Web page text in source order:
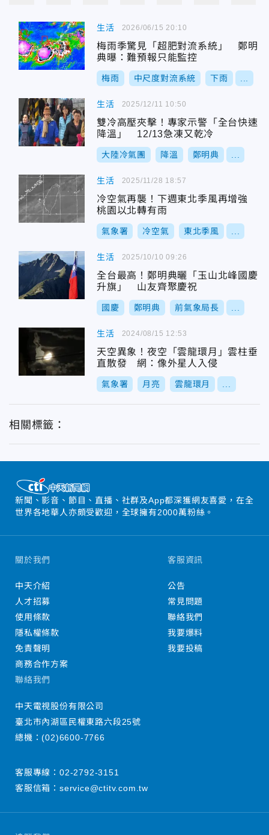
生活
梅雨季驚見「超肥對流系統」 鄭明
典曝：難預報只能監控
梅雨 中尺度對流系統 下雨
2026/06/15 20:10
生活
雙冷高壓夾擊！專家示警「全台快速
降溫」 12/13急凍又乾冷
大陸冷氣團 降溫 鄭明典
2025/12/11 10:50
生活
冷空氣再襲！下週東北季風再增強
桃園以北轉有雨
氣象署 冷空氣 東北季風
2025/11/28 18:57
生活
全台最高！鄭明典曬「玉山北峰國慶
升旗」 山友齊聚慶祝
國慶 鄭明典 前氣象局長
2025/10/10 09:26
生活
天空異象！夜空「雲龍環月」雲柱垂
直散發 網：像外星人入侵
氣象署 月亮 雲龍環月
2024/08/15 12:53
相關標籤：
新聞、影音、節目、直播、社群及App都深獲網友喜愛，在全
世界各地華人亦頗受歡迎，全球擁有2000萬粉絲。
關於我們
中天介紹
人才招募
使用條款
隱私權條款
免責聲明
商務合作方案
客服資訊
公告
常見問題
聯絡我們
我要爆料
我要投稿
聯絡我們
中天電視股份有限公司
臺北市內湖區民權東路六段25號
總機：(02)6600-7766
客服專線： 02-2792-3151
客服信箱： service@ctitv.com.tw